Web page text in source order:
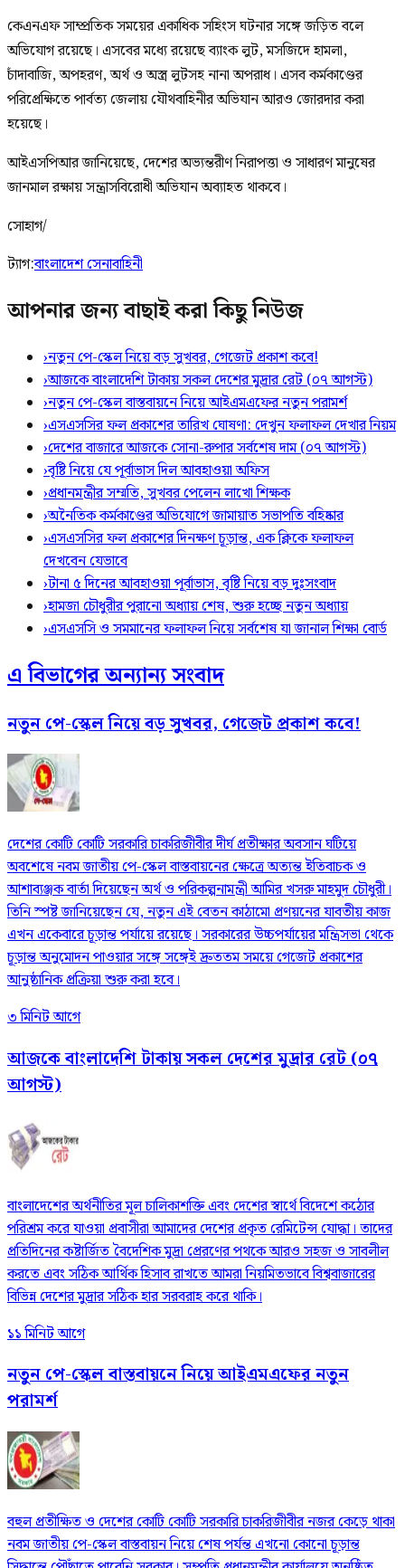
কেএনএফ সাম্প্রতিক সময়ের একাধিক সহিংস ঘটনার সঙ্গে জড়িত বলে
অভিযোগ রয়েছে। এসবের মধ্যে রয়েছে ব্যাংক লুট, মসজিদে হামলা,
চাঁদাবাজি, অপহরণ, অর্থ ও অস্ত্র লুটসহ নানা অপরাধ। এসব কর্মকাণ্ডের
পরিপ্রেক্ষিতে পার্বত্য জেলায় যৌথবাহিনীর অভিযান আরও জোরদার করা
হয়েছে।
আইএসপিআর জানিয়েছে, দেশের অভ্যন্তরীণ নিরাপত্তা ও সাধারণ মানুষের
জানমাল রক্ষায় সন্ত্রাসবিরোধী অভিযান অব্যাহত থাকবে।
সোহাগ/
ট্যাগ:বাংলাদেশ সেনাবাহিনী
আপনার জন্য বাছাই করা কিছু নিউজ
›নতুন পে-স্কেল নিয়ে বড় সুখবর, গেজেট প্রকাশ কবে!
›আজকে বাংলাদেশি টাকায় সকল দেশের মুদ্রার রেট (০৭ আগস্ট)
›নতুন পে-স্কেল বাস্তবায়নে নিয়ে আইএমএফের নতুন পরামর্শ
›এসএসসির ফল প্রকাশের তারিখ ঘোষণা: দেখুন ফলাফল দেখার নিয়ম
›দেশের বাজারে আজকে সোনা-রুপার সর্বশেষ দাম (০৭ আগস্ট)
›বৃষ্টি নিয়ে যে পূর্বাভাস দিল আবহাওয়া অফিস
›প্রধানমন্ত্রীর সম্মতি, সুখবর পেলেন লাখো শিক্ষক
›অনৈতিক কর্মকাণ্ডের অভিযোগে জামায়াত সভাপতি বহিষ্কার
›এসএসসির ফল প্রকাশের দিনক্ষণ চূড়ান্ত, এক ক্লিকে ফলাফল
দেখবেন যেভাবে
›টানা ৫ দিনের আবহাওয়া পূর্বাভাস, বৃষ্টি নিয়ে বড় দুঃসংবাদ
›হামজা চৌধুরীর পুরানো অধ্যায় শেষ, শুরু হচ্ছে নতুন অধ্যায়
›এসএসসি ও সমমানের ফলাফল নিয়ে সর্বশেষ যা জানাল শিক্ষা বোর্ড
এ বিভাগের অন্যান্য সংবাদ
নতুন পে-স্কেল নিয়ে বড় সুখবর, গেজেট প্রকাশ কবে!
দেশের কোটি কোটি সরকারি চাকরিজীবীর দীর্ঘ প্রতীক্ষার অবসান ঘটিয়ে
অবশেষে নবম জাতীয় পে-স্কেল বাস্তবায়নের ক্ষেত্রে অত্যন্ত ইতিবাচক ও
আশাব্যঞ্জক বার্তা দিয়েছেন অর্থ ও পরিকল্পনামন্ত্রী আমির খসরু মাহমুদ চৌধুরী।
তিনি স্পষ্ট জানিয়েছেন যে, নতুন এই বেতন কাঠামো প্রণয়নের যাবতীয় কাজ
এখন একেবারে চূড়ান্ত পর্যায়ে রয়েছে। সরকারের উচ্চপর্যায়ের মন্ত্রিসভা থেকে
চূড়ান্ত অনুমোদন পাওয়ার সঙ্গে সঙ্গেই দ্রুততম সময়ে গেজেট প্রকাশের
আনুষ্ঠানিক প্রক্রিয়া শুরু করা হবে।
৩ মিনিট আগে
আজকে বাংলাদেশি টাকায় সকল দেশের মুদ্রার রেট (০৭
আগস্ট)
বাংলাদেশের অর্থনীতির মূল চালিকাশক্তি এবং দেশের স্বার্থে বিদেশে কঠোর
পরিশ্রম করে যাওয়া প্রবাসীরা আমাদের দেশের প্রকৃত রেমিটেন্স যোদ্ধা। তাদের
প্রতিদিনের কষ্টার্জিত বৈদেশিক মুদ্রা প্রেরণের পথকে আরও সহজ ও সাবলীল
করতে এবং সঠিক আর্থিক হিসাব রাখতে আমরা নিয়মিতভাবে বিশ্ববাজারের
বিভিন্ন দেশের মুদ্রার সঠিক হার সরবরাহ করে থাকি।
১১ মিনিট আগে
নতুন পে-স্কেল বাস্তবায়নে নিয়ে আইএমএফের নতুন
পরামর্শ
বহুল প্রতীক্ষিত ও দেশের কোটি কোটি সরকারি চাকরিজীবীর নজর কেড়ে থাকা
নবম জাতীয় পে-স্কেল বাস্তবায়ন নিয়ে শেষ পর্যন্ত এখনো কোনো চূড়ান্ত